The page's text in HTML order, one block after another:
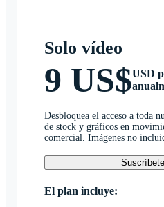
Solo vídeo
9 US$USD
Desbloquea el acceso a toda
de stock y gráficos en
comercial. Imágenes no
El plan incluye: